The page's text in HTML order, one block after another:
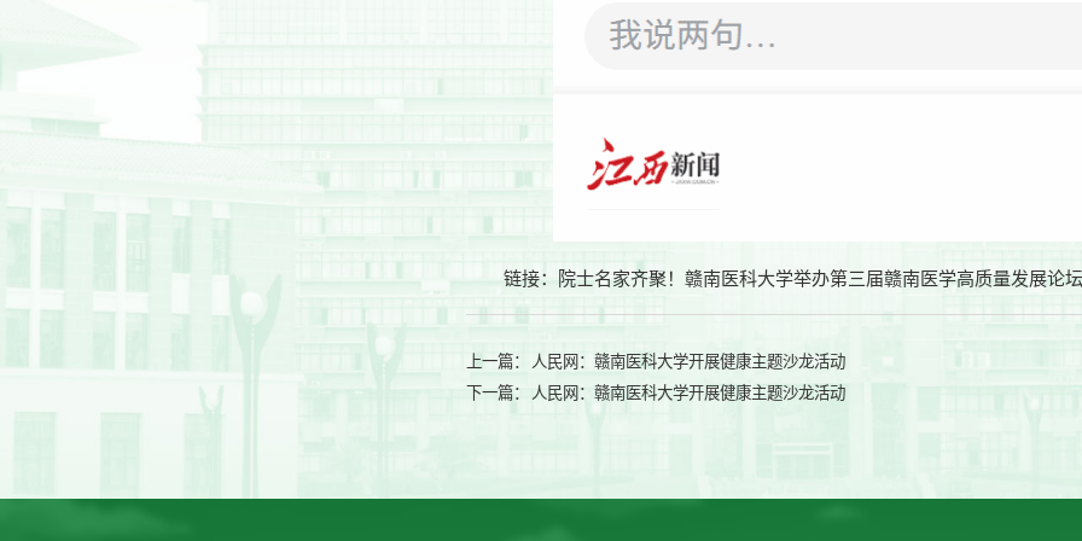
链接： 院士名家齐聚！赣南医科大学举办第三届赣南医学高质量发展论坛
上一篇： 人民网：赣南医科大学开展健康主题沙龙活动
下一篇： 人民网：赣南医科大学开展健康主题沙龙活动